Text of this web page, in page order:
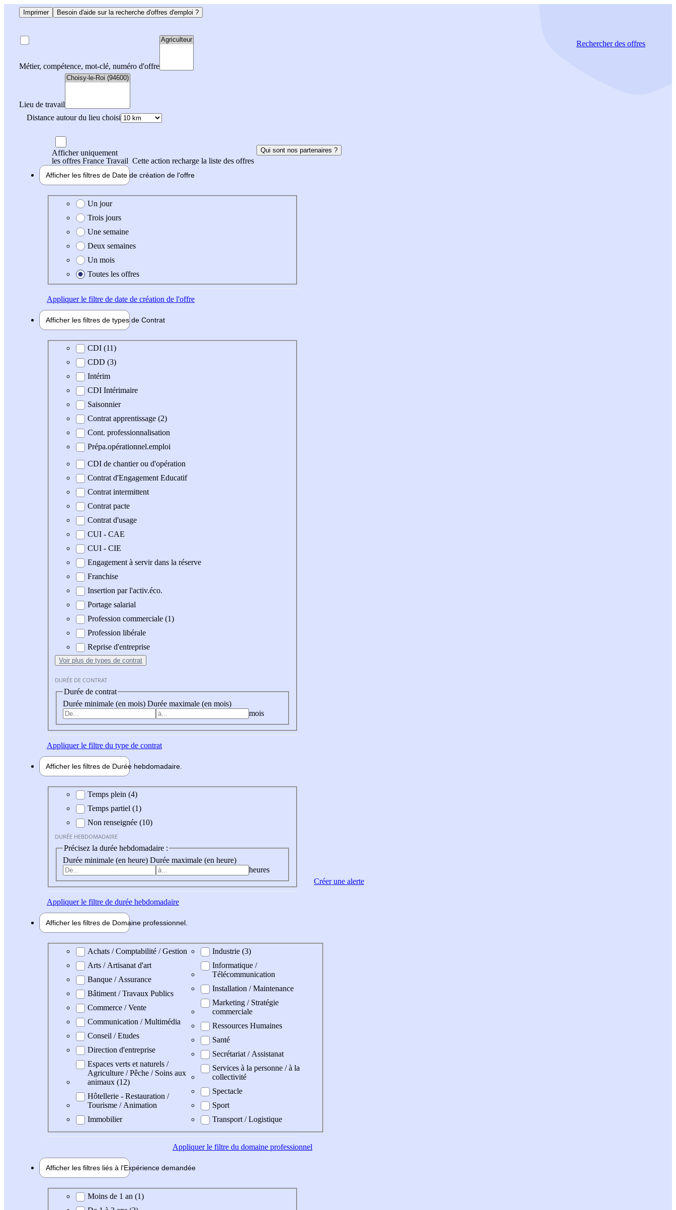
Imprimer Besoin d'aide sur la recherche d'offres d'emploi ?
Métier, compétence, mot-clé, numéro d'offre
Lieu de travail
Distance autour du lieu choisi
Rechercherdes offres
Afficher uniquement
les offres France Travail Cette action recharge la liste des offres
Qui sont nos partenaires ?
Afficher les filtres de Date de création de l'offre
Date de création de l'offre
Un jour
Trois jours
Une semaine
Deux semaines
Un mois
Toutes les offres
Appliquerle filtre de date de création de l'offre
Afficher les filtres de types de Contrat
Type de contratCDI (11)
CDD (3)
Intérim
CDI Intérimaire
Saisonnier
Contrat apprentissage (2)
Cont. professionnalisation
Prépa.opérationnel.emploi
CDI de chantier ou d'opération
Contrat d'Engagement Educatif
Contrat intermittent
Contrat pacte
Contrat d'usage
CUI - CAE
CUI - CIE
Engagement à servir dans la réserve
Franchise
Insertion par l'activ.éco.
Portage salarial
Profession commerciale (1)
Profession libérale
Reprise d'entreprise
Voir plus de types de contrat
DURÉE DE CONTRAT
Durée de contrat
Durée minimale (en mois) Durée maximale (en mois)
mois
Appliquerle filtre du type de contrat
Afficher les filtres de Durée hebdomadaire
Durée hebdomadaire
Temps plein (4)
Temps partiel (1)
Non renseignée (10)
DURÉE HEBDOMADAIRE
Précisez la durée hebdomadaire :
Durée minimale (en heure) Durée maximale (en heure)
heures
Appliquerle filtre de durée hebdomadaire
Afficher les filtres de Domaine professionnel
Domaine professionel
Achats / Comptabilité / Gestion
Arts / Artisanat d'art
Banque / Assurance
Bâtiment / Travaux Publics
Commerce / Vente
Communication / Multimédia
Conseil / Etudes
Direction d'entreprise
Espaces verts et naturels /
Agriculture / Pêche / Soins aux
animaux (12)
Hôtellerie - Restauration /
Tourisme / Animation
Immobilier
Industrie (3)
Informatique /
Télécommunication
Installation / Maintenance
Marketing / Stratégie
commerciale
Ressources Humaines
Santé
Secrétariat / Assistanat
Services à la personne / à la
collectivité
Spectacle
Sport
Transport / Logistique
Appliquerle filtre du domaine professionnel
Afficher les filtres liés à l'Expérience demandée
Expérience demandée
Moins de 1 an (1)
Créer une alerte